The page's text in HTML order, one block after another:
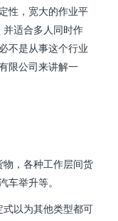
性，宽大的作业平
并适合多人同时作
不是从事这个行业
限公司来讲解一
物，各种工作层间货
车举升等。
式以为其他类型都可